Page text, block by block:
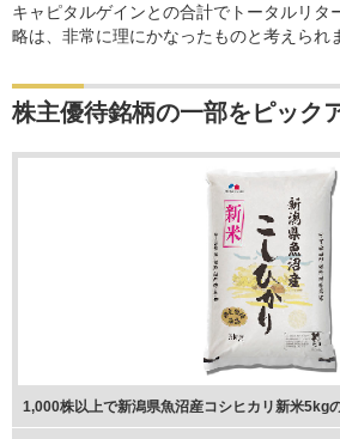
キャピタルゲインとの合計でトータルリタ
略は、非常に理にかなったものと考えられ
株主優待銘柄の一部をピック
1,000株以上で新潟県魚沼産コシヒカリ新米5kgの